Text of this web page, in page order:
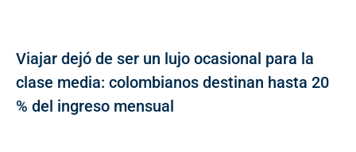
Viajar dejó de ser un lujo ocasional para la
clase media: colombianos destinan hasta 20
% del ingreso mensual